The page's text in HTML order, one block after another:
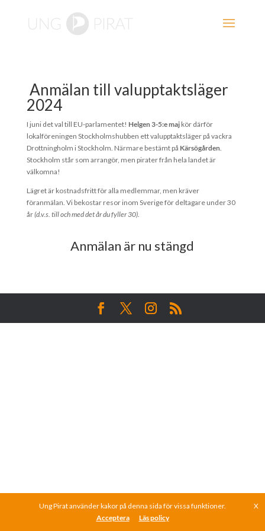
Anmälan till valupptaktsläger
2024
I juni det val till EU-parlamentet! Helgen 3-5:e majkör därför
lokalföreningen Stockholmshubben ett valupptaktsläger på vackra
Drottningholm i Stockholm. Närmare bestämt på Kärsögården.
Stockholm står som arrangör, men pirater från hela landet är
välkomna!
Lägret är kostnadsfritt för alla medlemmar, men kräver
föranmälan. Vi bekostar resor inom Sverige för deltagare under 30
år(d.v.s. till och med det år du fyller 30).
Anmälan är nu stängd
Ung Pirat använder kakor på denna sida för vissa funktioner.
X
Acceptera
Läs policy